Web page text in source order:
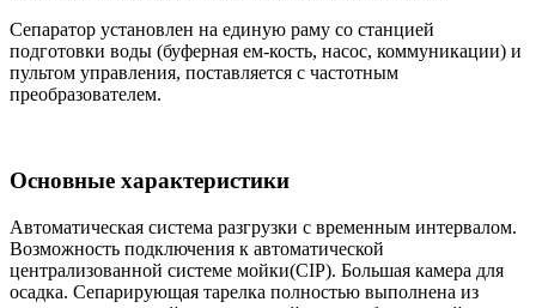
Сепаратор установлен на единую раму со станцией
подготовки воды (буферная ем-кость, насос, коммуникации) и
пультом управления, поставляется с частотным
преобразователем.
Основные характеристики
Автоматическая система разгрузки с временным интервалом.
Возможность подключения к автоматической
централизованной системе мойки(CIP). Большая камера для
осадка. Сепарирующая тарелка полностью выполнена из